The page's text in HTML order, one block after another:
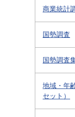
商業統計
国勢調査
国勢調査
地域・年
セット）